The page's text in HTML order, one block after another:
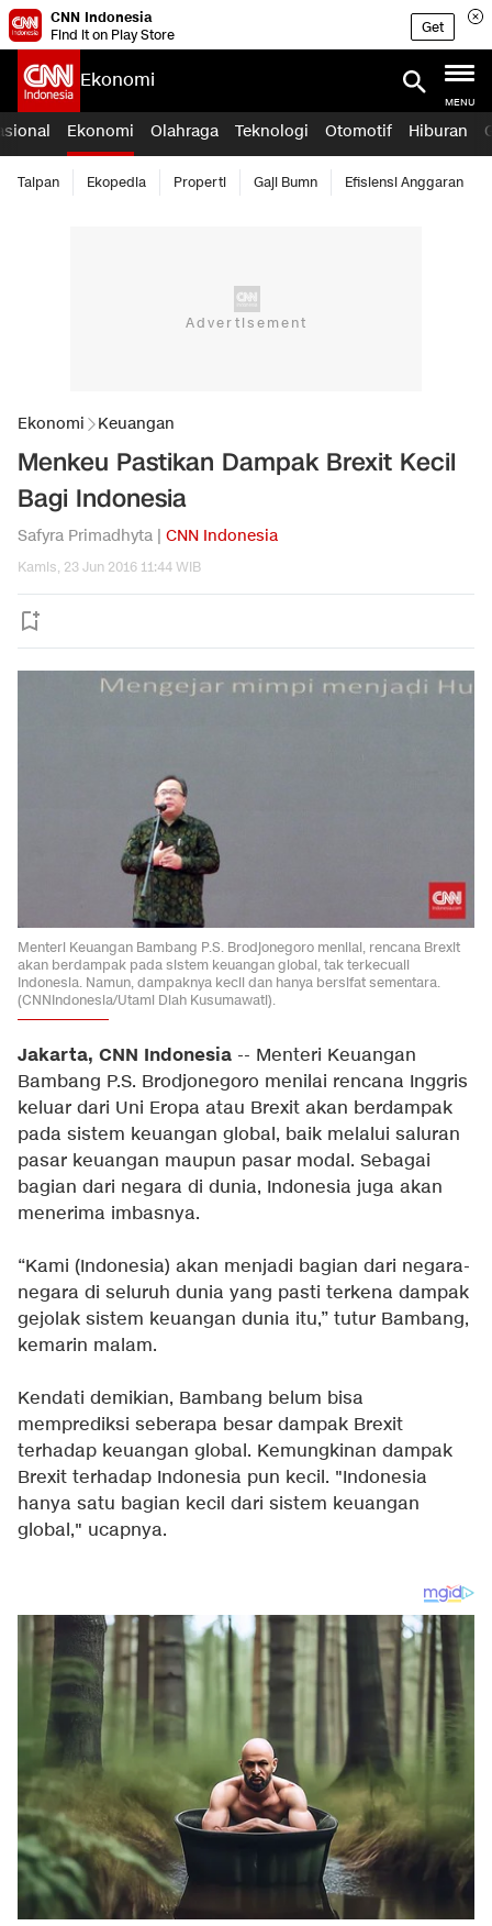
CNN Indonesia
Find it on Play Store
Get
Ekonomi
MENU
Ekonomi Olahraga Teknologi Otomotif Hiburan
Taipan Ekopedia Properti Gaji Bumn Efisiensi Anggaran
Ekonomi Keuangan
Menkeu Pastikan Dampak Brexit Kecil
Bagi Indonesia
Safyra Primadhyta | CNN Indonesia
Kamis, 23 Jun 2016 11:44 WIB
Menteri Keuangan Bambang P.S. Brodjonegoro menilai, rencana Brexit
akan berdampak pada sistem keuangan global, tak terkecuali
Indonesia. Namun, dampaknya kecil dan hanya bersifat sementara.
(CNNIndonesia/Utami Diah Kusumawati).
Jakarta, CNN Indonesia -- Menteri Keuangan
Bambang P.S. Brodjonegoro menilai rencana Inggris
keluar dari Uni Eropa atau Brexit akan berdampak
pada sistem keuangan global, baik melalui saluran
pasar keuangan maupun pasar modal. Sebagai
bagian dari negara di dunia, Indonesia juga akan
menerima imbasnya.
“Kami (Indonesia) akan menjadi bagian dari negara-
negara di seluruh dunia yang pasti terkena dampak
gejolak sistem keuangan dunia itu,” tutur Bambang,
kemarin malam.
Kendati demikian, Bambang belum bisa
memprediksi seberapa besar dampak Brexit
terhadap keuangan global. Kemungkinan dampak
Brexit terhadap Indonesia pun kecil. "Indonesia
hanya satu bagian kecil dari sistem keuangan
global," ucapnya.